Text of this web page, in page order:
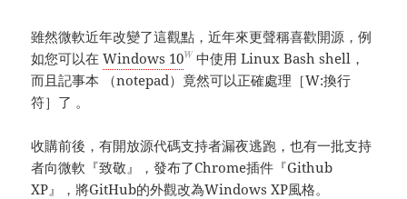
雖然微軟近年改變了這觀點，近年來更聲稱喜歡開源，例
如您可以在Windows 10W 中使用 Linux Bash shell，
而且記事本 （notepad）竟然可以正確處理［W:換行
符］了 。
收購前後，有開放源代碼支持者漏夜逃跑，也有一批支持
者向微軟『致敬』，發布了Chrome插件『Github
XP』，將GitHub的外觀改為Windows XP風格。